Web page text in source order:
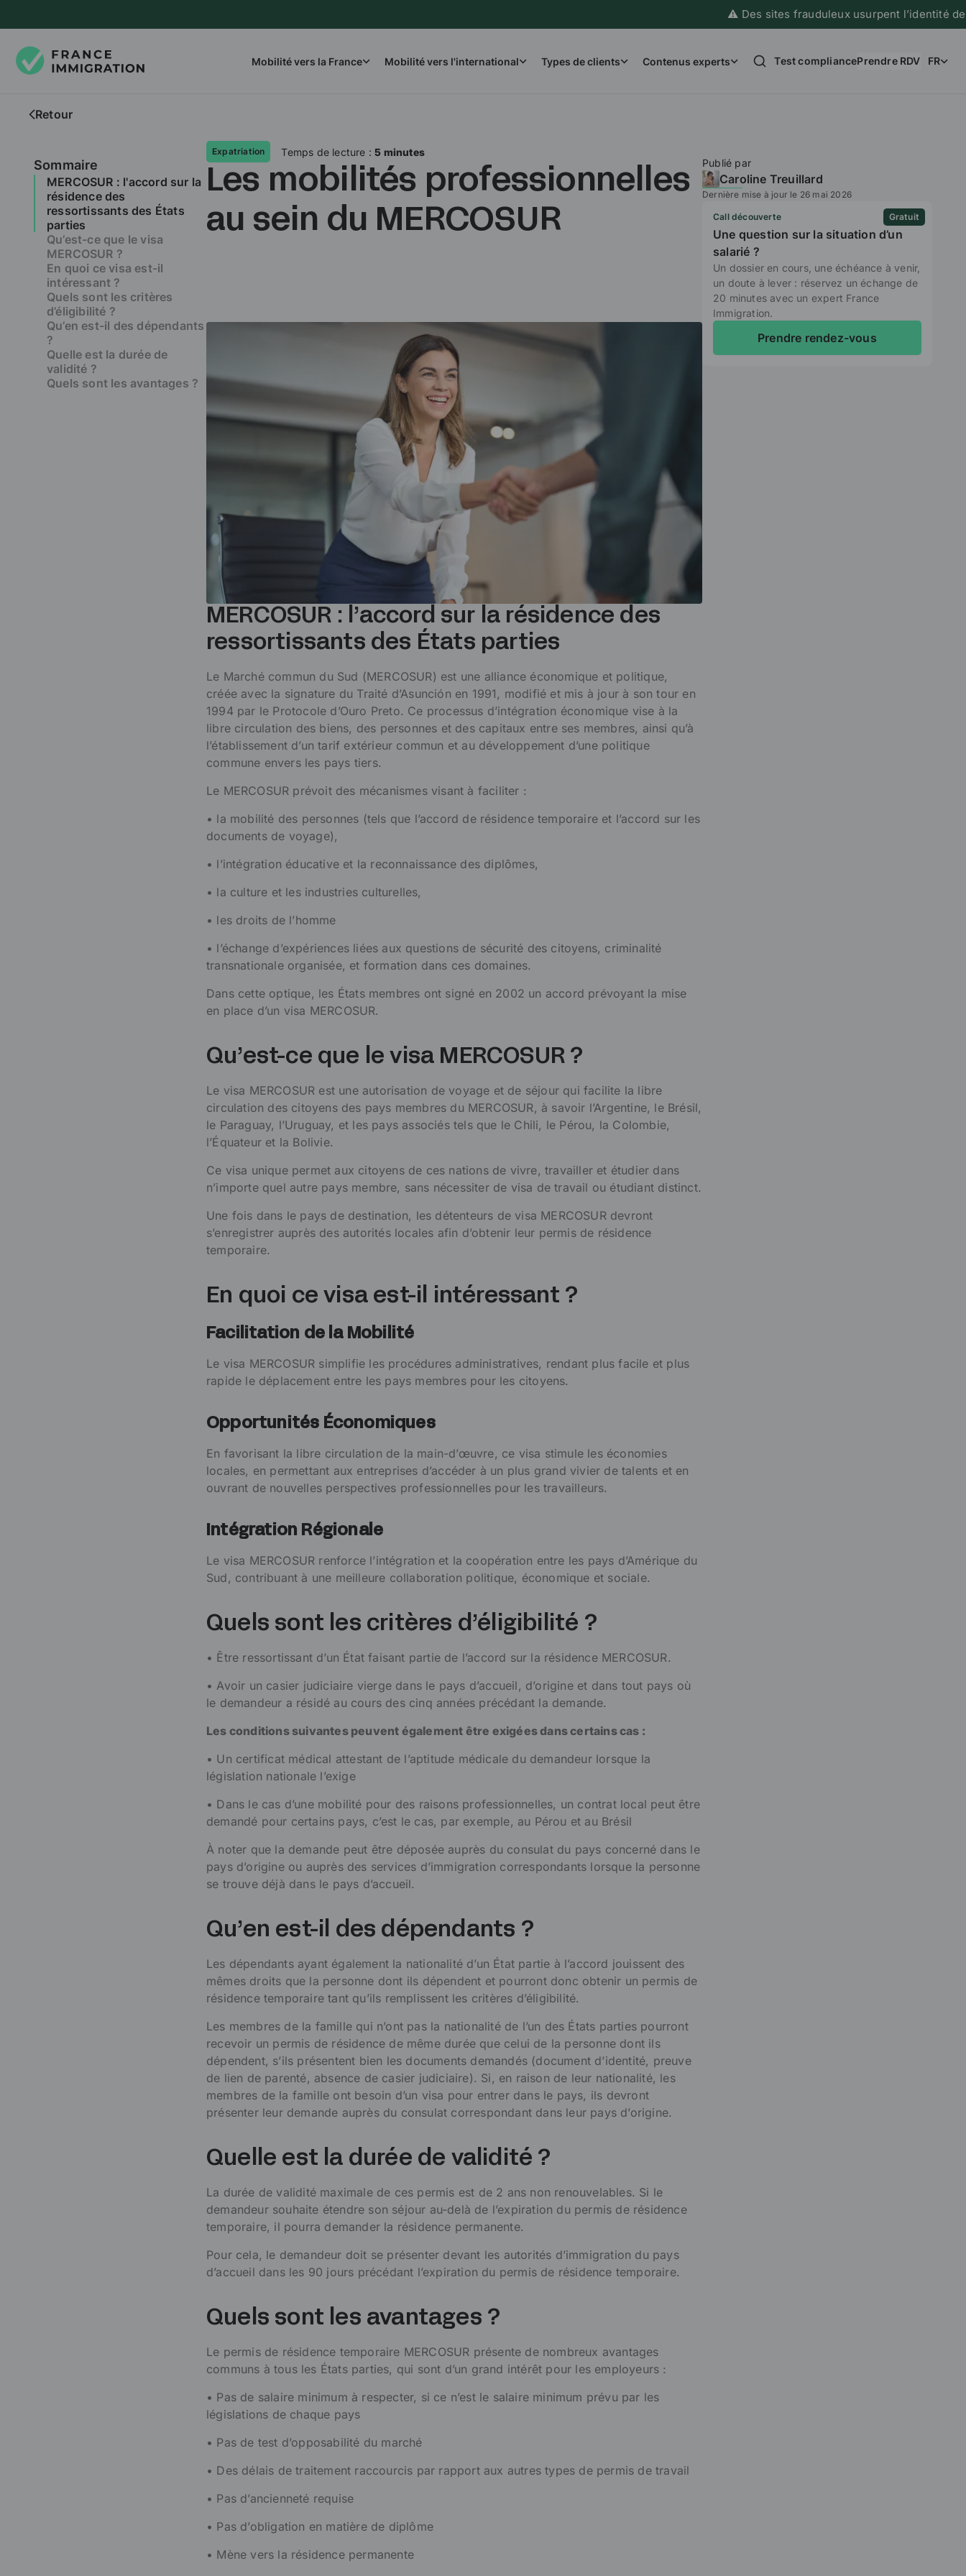
⚠️ Des sites frauduleux usurpent l’identité de
Mobilité vers la France Mobilité vers l'international Types de clients Contenus experts Test compliancePrendre RDV FR
Retour
Sommaire
MERCOSUR : ​​​​​l'accord sur la
résidence ​​​​​​des
ressortissants des États
parties
Qu’est-ce que le visa
MERCOSUR ?
En quoi ce visa est-il
intéressant ?
Quels sont les critères
d’éligibilité ?
Qu’en est-il des dépendants
?
Quelle est la durée de
validité ?
Quels sont les avantages ?
Expatriation Temps de lecture :5 minutes
Les mobilités professionnelles
au sein du MERCOSUR
MERCOSUR : ​​​​​l’accord sur la résidence ​​​​​​des
ressortissants des États parties
Le Marché commun du Sud (MERCOSUR) est une alliance économique et politique,
créée avec la signature du Traité d’Asunción en 1991, modifié et mis à jour à son tour en
1994 par le Protocole d’Ouro Preto. Ce processus d’intégration économique vise à la
libre circulation des biens, des personnes et des capitaux entre ses membres, ainsi qu’à
l’établissement d’un tarif extérieur commun et au développement d’une politique
commune envers les pays tiers.
Le MERCOSUR prévoit des mécanismes visant à faciliter :
• la mobilité des personnes (tels que l’accord de résidence temporaire et l’accord sur les
documents de voyage),
• l’intégration éducative et la reconnaissance des diplômes,
• la culture et les industries culturelles,
• les droits de l’homme
• l’échange d’expériences liées aux questions de sécurité des citoyens, criminalité
transnationale organisée, et formation dans ces domaines.
Dans cette optique, les États membres ont signé en 2002 un accord prévoyant la mise
en place d’un visa MERCOSUR.
Qu’est-ce que le visa MERCOSUR ?
Le visa MERCOSUR est une autorisation de voyage et de séjour qui facilite la libre
circulation des citoyens des pays membres du MERCOSUR, à savoir l’Argentine, le Brésil,
le Paraguay, l’Uruguay, et les pays associés tels que le Chili, le Pérou, la Colombie,
l’Équateur et la Bolivie.
Ce visa unique permet aux citoyens de ces nations de vivre, travailler et étudier dans
n’importe quel autre pays membre, sans nécessiter de visa de travail ou étudiant distinct.
Une fois dans le pays de destination, les détenteurs de visa MERCOSUR devront
s’enregistrer auprès des autorités locales afin d’obtenir leur permis de résidence
temporaire.
En quoi ce visa est-il intéressant ?
Facilitation de la Mobilité
Le visa MERCOSUR simplifie les procédures administratives, rendant plus facile et plus
rapide le déplacement entre les pays membres pour les citoyens.
Opportunités Économiques
En favorisant la libre circulation de la main-d’œuvre, ce visa stimule les économies
locales, en permettant aux entreprises d’accéder à un plus grand vivier de talents et en
ouvrant de nouvelles perspectives professionnelles pour les travailleurs.
Intégration Régionale
Le visa MERCOSUR renforce l’intégration et la coopération entre les pays d’Amérique du
Sud, contribuant à une meilleure collaboration politique, économique et sociale.
Quels sont les critères d’éligibilité ?
• Être ressortissant d’un État faisant partie de l’accord sur la résidence MERCOSUR.
• Avoir un casier judiciaire vierge dans le pays d’accueil, d’origine et dans tout pays où
le demandeur a résidé au cours des cinq années précédant la demande.​​​​
Les conditions suivantes peuvent également être exigées dans certains cas :
• Un certificat médical attesta​​​​​nt de l’aptitude médicale du demandeur lorsque la
législation nationale l’exige
• Dans le cas d’une mobilité pour des raisons professionnelles, un contrat local peut être
demandé pour certains pays, c’est le cas, par exemple, au Pérou et au Brésil
À noter que la demande peut être déposée auprès du consulat du pays concerné dans le
pays d’origine ou auprès des services d’immigration correspondants lorsque la personne
se trouve déjà dans le pays d’accueil.
Qu’en est-il des dépendants ?
Les dépendants ayant également la nationalité d’un État partie à l’accord jouissent des
mêmes droits que la personne dont ils dépendent et pourront donc obtenir un permis de
résidence temporaire tant qu’ils remplissent les critères d’éligibilité.
Les membres de la famille qui n’ont pas la nationalité de l’un des États parties pourront
recevoir un permis de résidence de même durée que celui de la personne dont ils
dépendent, s’ils présentent bien les documents demandés (document d’identité, preuve
de lien de parenté, absence de casier judiciaire). Si, en raison de leur nationalité, les
membres de la famille ont besoin d’un visa pour entrer dans le pays, ils devront
présenter leur demande auprès du consulat correspondant dans leur pays d’origine.
Quelle est la durée de validité ?
La durée de validité maximale de ces permis est de 2 ans non renouvelables. Si le
demandeur souhaite étendre son séjour au-delà de l’expiration du permis de résidence
temporaire, il pourra demander la résidence permanente.
Pour cela, le demandeur doit se présenter devant les autorités d’immigration du pays
d’accueil dans les 90 jours précédant l’expiration du permis de résidence temporaire.
Quels sont les avantages ?
Le permis de résidence temporaire MERCOSUR présente de nombreux avantages
communs à tous les États parties, qui sont d’un grand intérêt pour les employeurs :
• Pas de salaire minimum à respecter, si ce n’est le salaire minimum prévu par les
législations de chaque pays
• Pas de test d’opposabilité du marché
• Des délais de traitement raccourcis par rapport aux autres types de permis de travail
• Pas d’ancienneté requise
• Pas d’obligation en matière de diplôme
• Mène vers la résidence permanente
Publié par
Caroline Treuillard
Dernière mise à jour le 26 mai 2026
Call découverte Gratuit
Une question sur la situation d’un
salarié ?
Un dossier en cours, une échéance à venir,
un doute à lever : réservez un échange de
20 minutes avec un expert France
Immigration.
Prendre rendez-vous